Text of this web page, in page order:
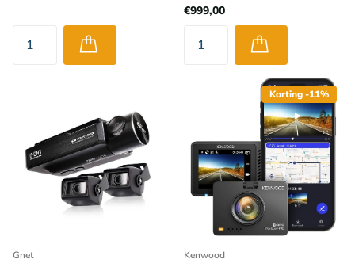
€999,00
Gnet
Korting -11%
Kenwood